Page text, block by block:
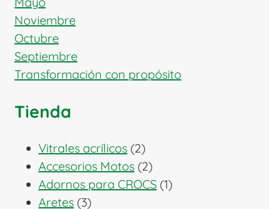
Noviembre
Octubre
Septiembre
Transformación con propósito
Tienda
Vitrales acrílicos 22
productos
Accesorios Motos 22
productos
Adornos para CROCS 11
Aretes 33